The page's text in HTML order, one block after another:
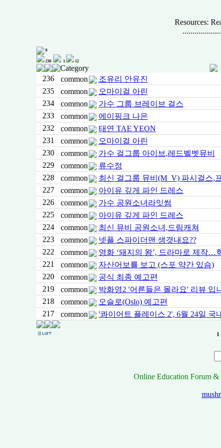
Resources:
0
236 1 12
Category
236
common
조유리 안유진
235
common
오마이걸 아린
234
common
가수 그룹 브레이브 걸스
233
common
에이핑크 나은
232
common
태연 TAE YEON
231
common
오마이걸 아린
230
common
가수 걸그룹 아이브,레드벨벳뮤비
229
common
류수정
228
common
최신 걸그룹 뮤비(M_V) 파시걸스,
227
common
아이유 깊게 파인 드레스
226
common
가수 공원소녀라잇썸
225
common
아이유 깊게 파인 드레스
224
common
최신 뮤비 공원소녀,드림캐쳐
223
common
넷플 스파이더맨 생겻내요??
222
common
영화 ‘돼지의 왕’, 드라마로 제작…
221
common
자산어보를 보고 (스포 약간 있슴)
220
common
공식 최종 예고편
219
common
박화영2 '어른들은 몰라요' 리뷰 입
218
common
오슬로(Oslo) 예고편
217
common '콰이어트 플레이스 2', 6월 24일 국
1
Online Education Forum